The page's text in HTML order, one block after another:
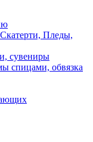
Пледы,
сувениры
спицами, обвязка